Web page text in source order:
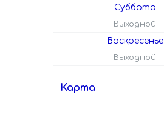
Суббота
Выходной
Воскресенье
Выходной
Карта